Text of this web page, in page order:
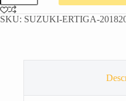
SKU: SUZUKI-ERTIGA-